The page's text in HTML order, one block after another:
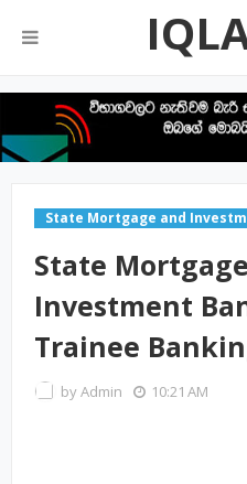
State Mortgage and
State
Investment
Trainee
byAdmin 10:21 AM